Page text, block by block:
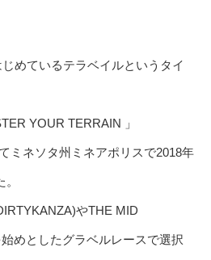
めているテラベイルというタイ
YOUR TERRAIN 」
ミネソタ州ミネアポリスで2018年
やTHE MID
めとしたグラベルレースで選択